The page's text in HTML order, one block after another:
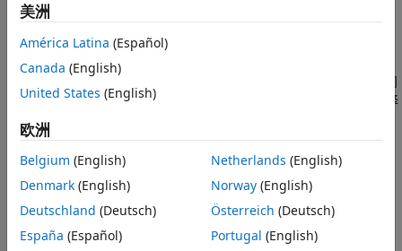
对离散约束建模
目标和连续线性逼近
MATLAB® 问题表示
创建问题变量、约束和目标
求解问题
检查解和收敛速度
另请参阅
问题概要
根据马科维茨所述 ("Portfolio Selection," J. Finance Volume 7,
Issue 1, pp. 77-91, March 1952)，您可以将许多投资组合优化问
题表达为二次规划问题。假设您有包含
项的一组资产并希望选择
一个投资组合，其中
x(i)
是您在
资产中的投资比例。如果您知道每项资产平均回报的向量
r
，以及回报的协方差矩阵
美洲
América Latina (Español)
Canada (English)
United States (English)
欧洲
Belgium (English)
Denmark (English)
Deutschland (Deutsch)
España (Español)
Netherlands (English)
Norway(English)
Österreich (Deutsch)
Portugal (English)